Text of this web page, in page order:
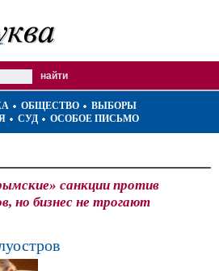
ОБЩЕСТВО
ВЫБОРЫ
СУД ОСОБОЕ ПИСЬМО
санкции против
но бизнес не трогают